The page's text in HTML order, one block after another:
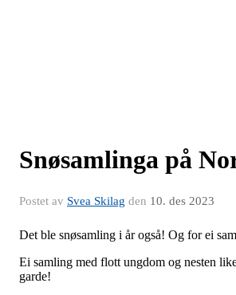
Snøsamlinga på
Postet av Svea Skilag den 10. des 2023
Det ble snøsamling i år også! Og for ei
Ei samling med flott ungdom og nesten
garde!